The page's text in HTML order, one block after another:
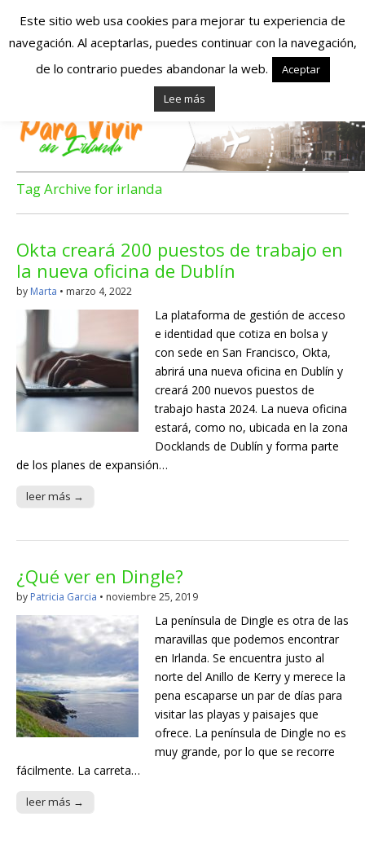
Españoles en
Irlanda – Vivir en
Irlanda – Trabajo
en Irlanda –
Alojamiento en
Irlanda
Blog dedicado a los que viven, estudian y trabajan en
Tag Archive for irlanda
Okta creará 200 puestos de trabajo en
la nueva oficina de Dublín
by Marta • marzo 4, 2022
La plataforma de gestión de acceso
e identidad que cotiza en bolsa y
con sede en San Francisco, Okta,
abrirá una nueva oficina en Dublín y
creará 200 nuevos puestos de
trabajo hasta 2024. La nueva oficina
estará, como no, ubicada en la zona
Docklands de Dublín y forma parte
de los planes de expansión…
leer más →
¿Qué ver en Dingle?
by Patricia Garcia • noviembre 25, 2019
La península de Dingle es otra de las
maravillas que podemos encontrar
en Irlanda. Se encuentra justo al
norte del Anillo de Kerry y merece la
pena escaparse un par de días para
visitar las playas y paisajes que
ofrece. La península de Dingle no es
muy grande, por lo que se recorre
fácilmente. La carreta…
leer más →
Este sitio web usa cookies para mejorar tu experiencia de
navegación. Al aceptarlas, puedes continuar con la navegación,
de lo contrario puedes abandonar la web.
Aceptar
Lee más